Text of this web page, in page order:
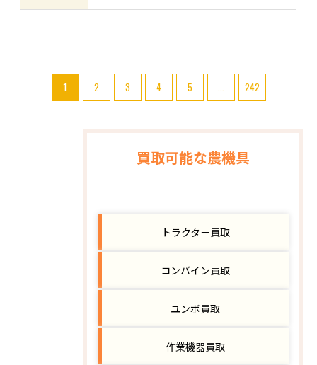
1 2 3 4 5 242
買取可能な農機具
トラクター買取
コンバイン買取
ユンボ買取
作業機器買取